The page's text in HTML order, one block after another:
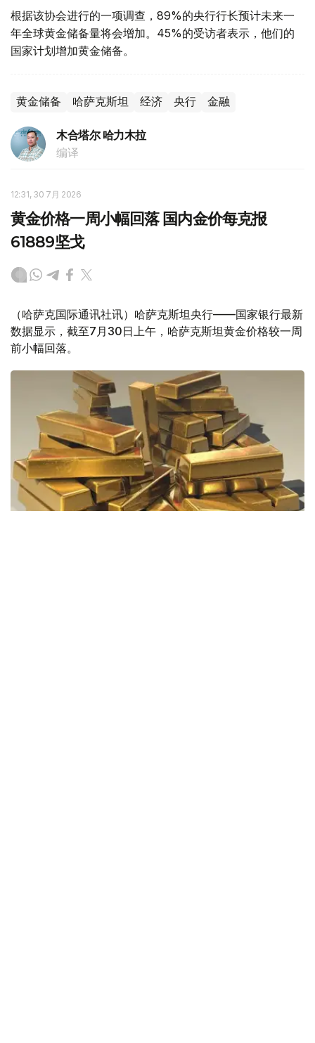
根据该协会进行的一项调查，89%的央行行长预计未来一
年全球黄金储备量将会增加。45%的受访者表示，他们的
国家计划增加黄金储备。
黄金储备 哈萨克斯坦 经济 央行 金融
木合塔尔 哈力木拉
编译
12:31, 30 7月 2026
黄金价格一周小幅回落 国内金价每克报
61889坚戈
（哈萨克国际通讯社讯）哈萨克斯坦央行——国家银行最新
数据显示，截至7月30日上午，哈萨克斯坦黄金价格较一周
前小幅回落。